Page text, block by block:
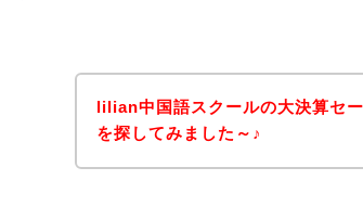
lilian中国語スクールの大決算セ
を探してみました～♪